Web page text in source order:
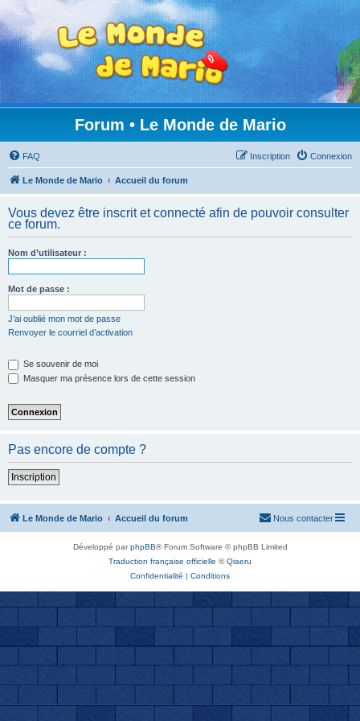
Forum • Le Monde de Mario
FAQ Connexion
Inscription
Le Monde de Mario Accueil du forum
Vous devez être inscrit et connecté afin de pouvoir consulter
ce forum.
Nom d’utilisateur :
Mot de passe :
J’ai oublié mon mot de passe
Renvoyer le courriel d’activation
Se souvenir de moi
Masquer ma présence lors de cette session
Pas encore de compte ?
Inscription
Le Monde de Mario Accueil du forum Nous contacter
Développé parphpBB® Forum Software © phpBB Limited
Traduction française officielle ©Qiaeru
Confidentialité | Conditions